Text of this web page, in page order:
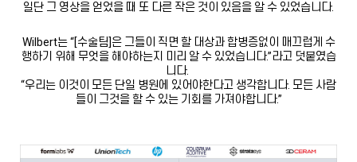
일단 그 영상을 얻었을 때 또 다른 작은 것이 있음을 알 수 있었습니다.
Wilbert는 “[수술팀]은 그들이 직면 할 대상과 합병증없이 매끄럽게 수
행하기 위해 무엇을 해야하는지 미리 알 수 있었습니다.”라고 덧붙였습
니다.
“우리는 이것이 모든 단일 병원에 있어야한다고 생각합니다. 모든 사람
들이 그것을 할 수 있는 기회를 가져야합니다.”